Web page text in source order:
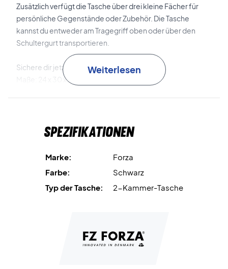
Zusätzlich verfügt die Tasche über drei kleine Fächer für
persönliche Gegenstände oder Zubehör. Die Tasche
kannst du entweder am Tragegriff oben oder über den
Schultergurt transportieren.
Sichere dir jetzt eine Forza Tasche!
Maße: 24 x 30 x 74 cm.
Weiterlesen
Spezifikationen
Marke:
Forza
Farbe:
Schwarz
Typ der Tasche:
2-Kammer-Tasche